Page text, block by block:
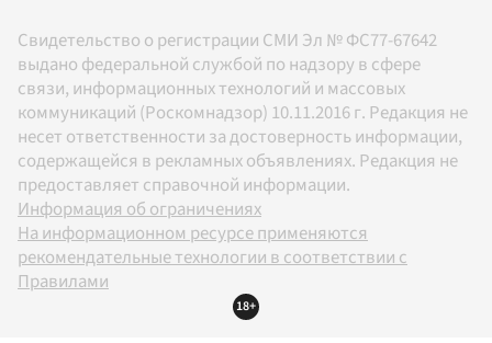
Свидетельство о регистрации СМИ Эл № ФС77-67642
выдано федеральной службой по надзору в сфере
связи, информационных технологий и массовых
коммуникаций (Роскомнадзор) 10.11.2016 г. Редакция не
несет ответственности за достоверность информации,
содержащейся в рекламных объявлениях. Редакция не
предоставляет справочной информации.
Информация об ограничениях
На информационном ресурсе применяются
рекомендательные технологии в соответствии с
Правилами
18+